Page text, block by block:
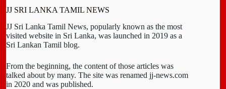
JJ SRI LANKA TAMIL NEWS
JJ Sri Lanka Tamil News, popularly known as the most
visited website in Sri Lanka, was launched in 2019 as a
Sri Lankan Tamil blog.
From the beginning, the content of those articles was
talked about by many. The site was renamed jj-news.com
in 2020 and was published.